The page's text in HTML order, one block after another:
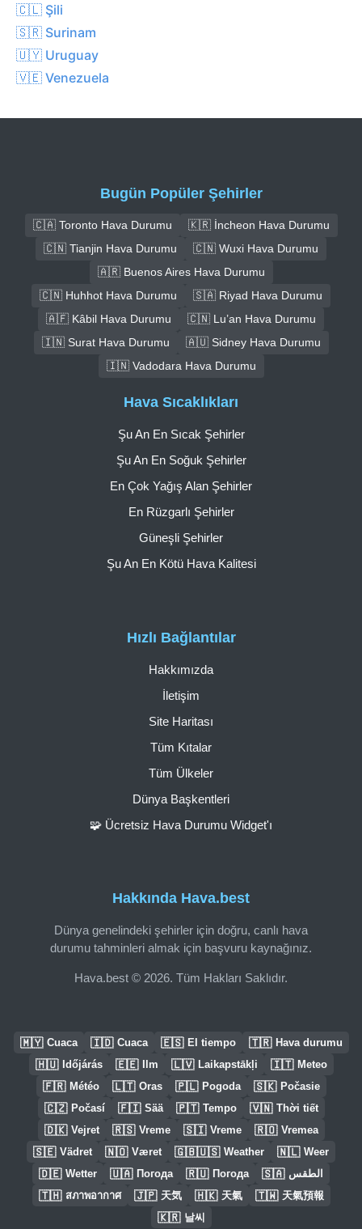
🇨🇱 Şili
🇸🇷 Surinam
🇺🇾 Uruguay
🇻🇪 Venezuela
Bugün Popüler Şehirler
🇨🇦 Toronto Hava Durumu
🇰🇷 İncheon Hava Durumu
🇨🇳 Tianjin Hava Durumu
🇨🇳 Wuxi Hava Durumu
🇦🇷 Buenos Aires Hava Durumu
🇨🇳 Huhhot Hava Durumu
🇸🇦 Riyad Hava Durumu
🇦🇫 Kâbil Hava Durumu
🇨🇳 Lu’an Hava Durumu
🇮🇳 Surat Hava Durumu
🇦🇺 Sidney Hava Durumu
🇮🇳 Vadodara Hava Durumu
Hakkında Hava.best
Dünya genelindeki şehirler için doğru, canlı hava
durumu tahminleri almak için başvuru kaynağınız.
Hava.best © 2026. Tüm Hakları Saklıdır.
Hızlı Bağlantılar
Hakkımızda
İletişim
Site Haritası
Tüm Kıtalar
Tüm Ülkeler
Dünya Başkentleri
🧩 Ücretsiz Hava Durumu Widget'ı
Hava Sıcaklıkları
Şu An En Sıcak Şehirler
Şu An En Soğuk Şehirler
En Çok Yağış Alan Şehirler
En Rüzgarlı Şehirler
Güneşli Şehirler
Şu An En Kötü Hava Kalitesi
🇲🇾 Cuaca 🇮🇩 Cuaca 🇪🇸 El tiempo 🇹🇷 Hava durumu
🇭🇺 Időjárás 🇪🇪 Ilm 🇱🇻 Laikapstākļi 🇮🇹 Meteo
🇫🇷 Météo 🇱🇹 Oras 🇵🇱 Pogoda 🇸🇰 Počasie
🇨🇿 Počasí 🇫🇮 Sää 🇵🇹 Tempo 🇻🇳 Thời tiết
🇩🇰 Vejret 🇷🇸 Vreme 🇸🇮 Vreme 🇷🇴 Vremea
🇸🇪 Vädret 🇳🇴 Været 🇬🇧🇺🇸 Weather 🇳🇱 Weer
🇩🇪 Wetter 🇺🇦 Погода 🇷🇺 Погода 🇸🇦 الطقس
🇹🇭 สภาพอากาศ 🇯🇵 天気 🇭🇰 天氣 🇹🇼 天氣預報
🇰🇷 날씨